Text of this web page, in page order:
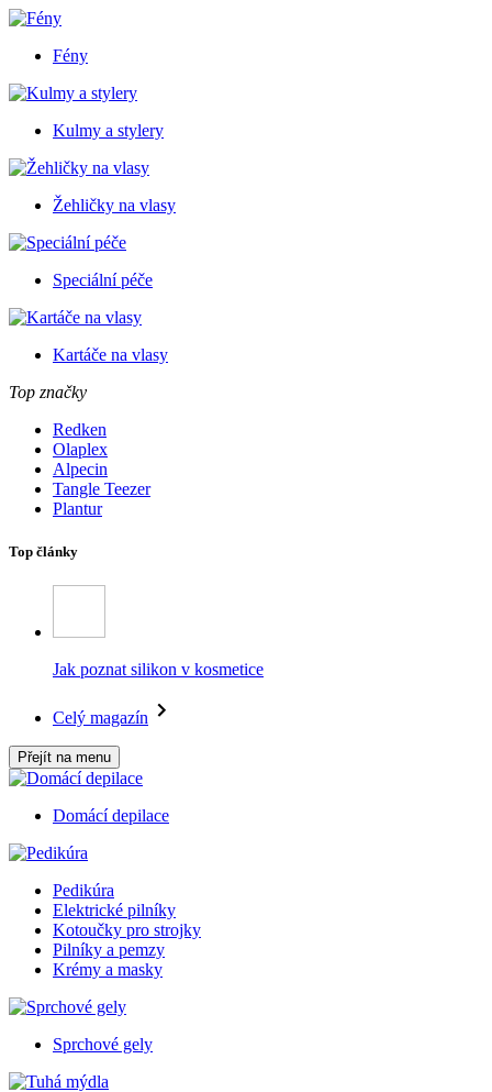
Fény
Kulmy a stylery
Žehličky na vlasy
Speciální péče
Kartáče na vlasy
Top značky
Redken
Olaplex
Alpecin
Tangle Teezer
Plantur
Top články
Jak poznat silikon v kosmetice
Celý magazín
Přejít na menu
Domácí depilace
Pedikúra
Elektrické pilníky
Kotoučky pro strojky
Pilníky a pemzy
Krémy a masky
Sprchové gely